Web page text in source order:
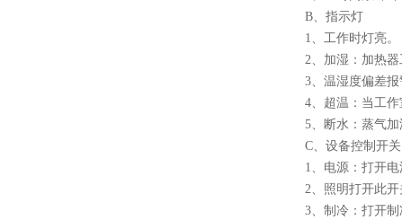
B、指示灯
1、工作时灯亮。
2、加湿：加热器
3、温湿度偏差
4、超温：当工
5、断水：蒸气
C、设备控制开关
1、电源：打开电
2、照明打开此开
3、制冷：打开制